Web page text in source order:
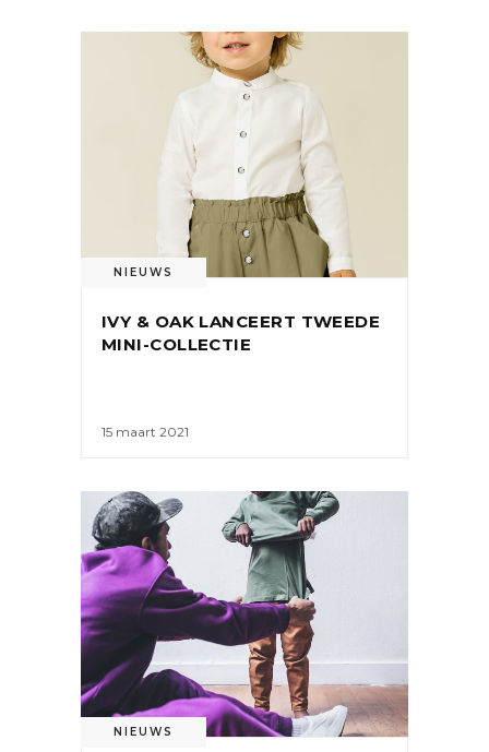
NIEUWS
IVY & OAK LANCEERT TWEEDE
MINI-COLLECTIE
15 maart 2021
NIEUWS